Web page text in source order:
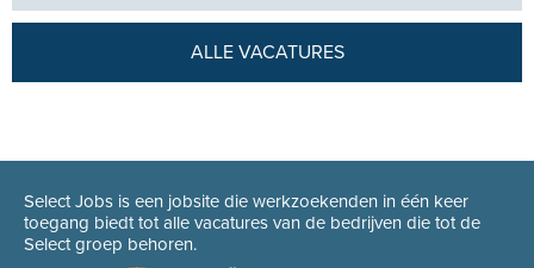
ALLE VACATURES
Select Jobs is een jobsite die werkzoekenden in één keer
toegang biedt tot alle vacatures van de bedrijven die tot de
Select groep behoren.